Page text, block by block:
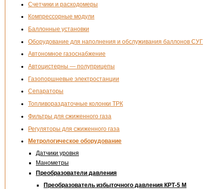
Счетчики и расходомеры
Компрессорные модули
Баллонные установки
Оборудование для наполнения и обслуживания баллонов СУГ
Автономное газоснабжение
Автоцистерны — полуприцепы
Газопоршневые электростанции
Сепараторы
Топливораздаточные колонки ТРК
Фильтры для сжиженного газа
Регуляторы для сжиженного газа
Метрологическое оборудование
Датчики уровня
Манометры
Преобразователи давления
Преобразователь избыточного давления КРТ-5 М